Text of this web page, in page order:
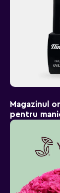
Magazinul
pentru